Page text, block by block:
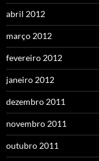
abril 2012
março 2012
fevereiro 2012
janeiro 2012
dezembro 2011
novembro 2011
outubro 2011